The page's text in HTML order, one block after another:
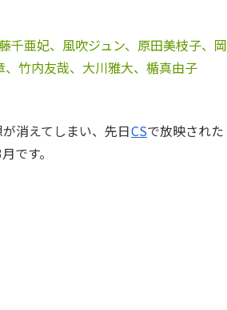
亜妃、風吹ジュン、原田美枝子、岡
竹内友哉、大川雅大、楯真由子
消えてしまい、先日CSで放映された
です。